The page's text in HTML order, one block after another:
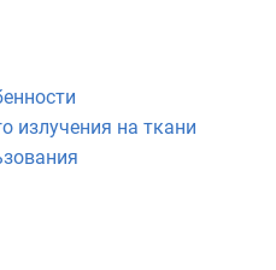
излучения на ткани